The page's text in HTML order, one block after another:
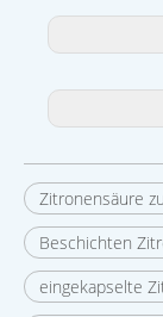
Zitronensäure
Beschichten
eingekapselte